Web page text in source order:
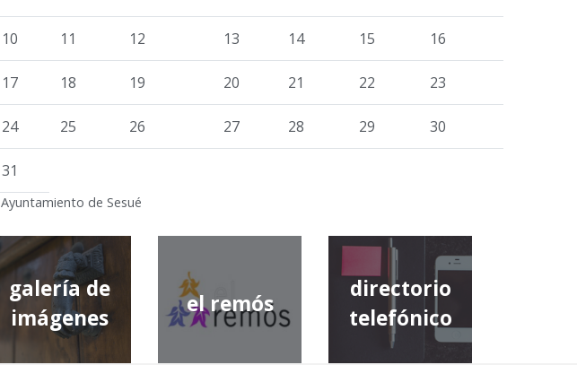
10 11 12 13 14 15 16
17 18 19 20 21 22 23
24 25 26 27 28 29 30
31
Ayuntamiento de Sesué
galería de
imágenes
el remós
directorio
telefónico